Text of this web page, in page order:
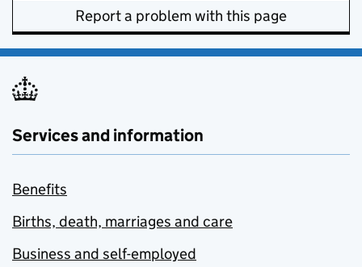
Report a problem with this page
Services and information
Benefits
Births, death, marriages and care
Business and self-employed